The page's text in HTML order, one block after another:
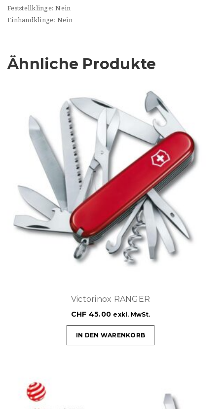
Feststellklinge: Nein
Einhandklinge: Nein
Ähnliche Produkte
Victorinox RANGER
CHF 45.00 exkl. MwSt.
IN DEN WARENKORB